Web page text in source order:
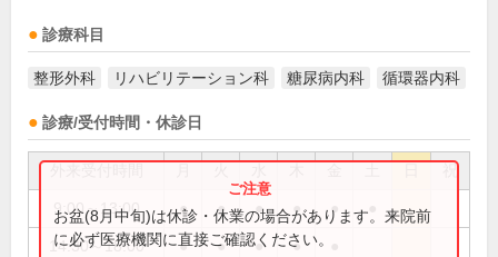
診療科目
整形外科 リハビリテーション科 糖尿病内科 循環器内科
診療/受付時間・休診日
祝
9:00～13:00 ● ● ● ● ●
14:30～18:00 ● ● ● ●
お盆(8月中旬)は休診・休業の場合があります。来院前
に必ず医療機関に直接ご確認ください。